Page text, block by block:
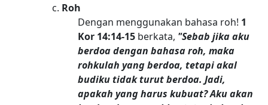
Roh
Dengan menggunakan bahasa roh! 1
Kor 14:14-15 berkata, "Sebab jika aku
berdoa dengan bahasa roh, maka
rohkulah yang berdoa, tetapi akal
budiku tidak turut berdoa. Jadi,
apakah yang harus kubuat? Aku akan